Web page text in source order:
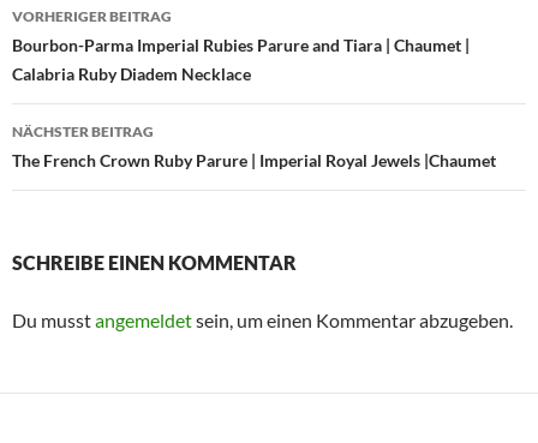
VORHERIGER BEITRAG
Bourbon-Parma Imperial Rubies Parure and Tiara | Chaumet |
Calabria Ruby Diadem Necklace
NÄCHSTER BEITRAG
The French Crown Ruby Parure | Imperial Royal Jewels |Chaumet
SCHREIBE EINEN KOMMENTAR
Du musstangemeldetsein, um einen Kommentar abzugeben.